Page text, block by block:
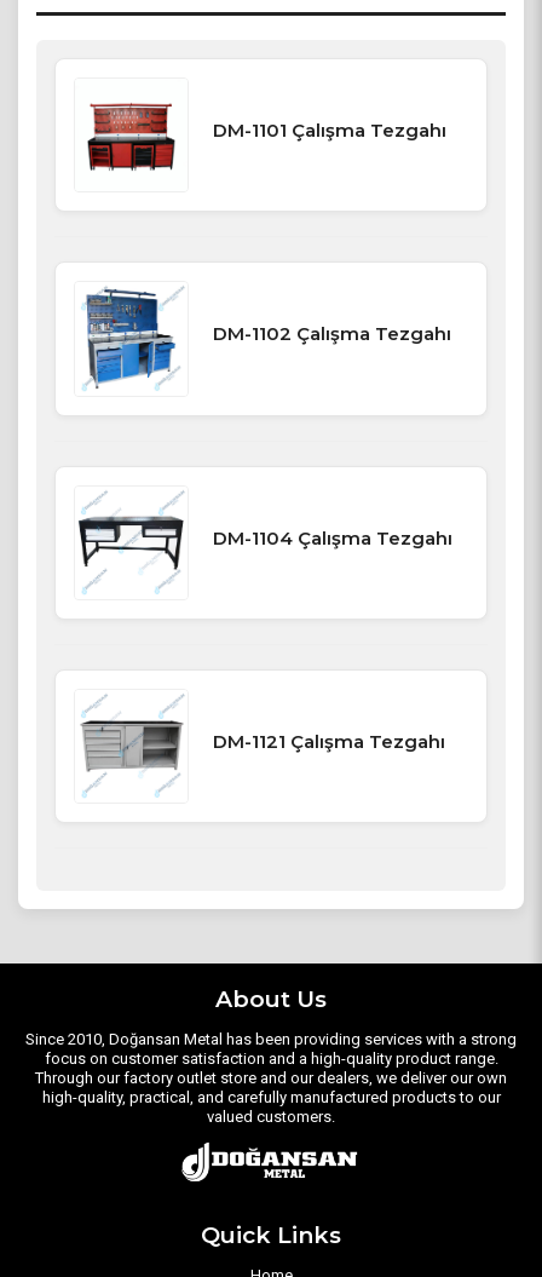
DM-1101 Çalışma Tezgahı
DM-1102 Çalışma Tezgahı
DM-1104 Çalışma Tezgahı
DM-1121 Çalışma Tezgahı
About Us
Since 2010, Doğansan Metal has been providing services with a strong
focus on customer satisfaction and a high-quality product range.
Through our factory outlet store and our dealers, we deliver our own
high-quality, practical, and carefully manufactured products to our
valued customers.
Quick Links